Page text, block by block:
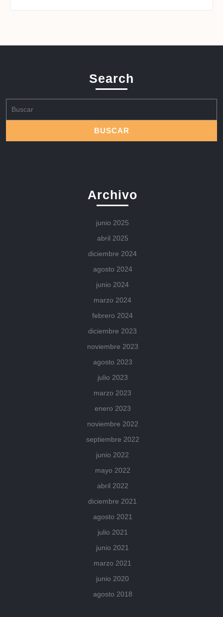
Search
Archivo
junio 2025
abril 2025
diciembre 2024
agosto 2024
junio 2024
marzo 2024
febrero 2024
diciembre 2023
noviembre 2023
agosto 2023
julio 2023
marzo 2023
enero 2023
noviembre 2022
septiembre 2022
junio 2022
mayo 2022
abril 2022
diciembre 2021
agosto 2021
julio 2021
junio 2021
marzo 2021
junio 2020
agosto 2018